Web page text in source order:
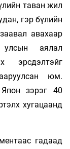
таван жил
гэр бүлийн
авахаар
аялал
эрсдэлтэйг
юм.
зэрэг 40
хугацаанд
гадаад